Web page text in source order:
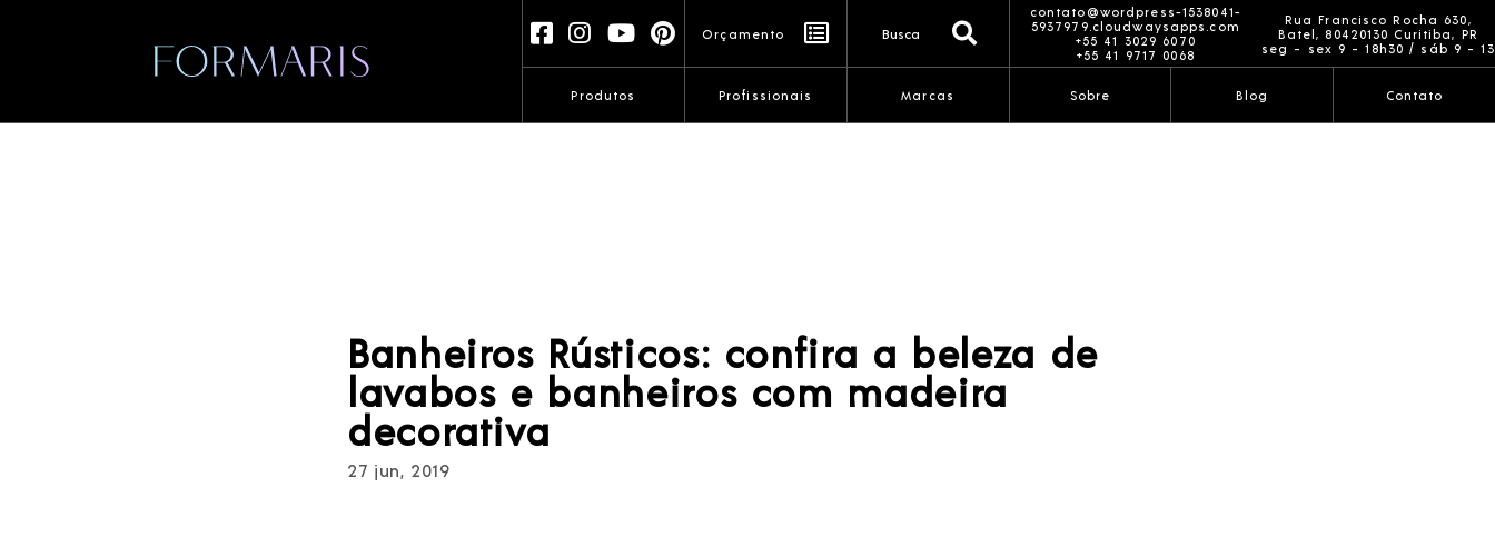
Orçamento
contato@wordpress-1538041-
5937979.cloudwaysapps.com
+55 41 3029 6070
+55 41 9717 0068
Rua Francisco Rocha 630,
Batel, 80420130 Curitiba, PR
seg ~ sex 9 ~ 18h30 / sáb 9 ~ 13
Produtos Profissionais Marcas Sobre Blog Contato
Banheiros Rústicos: confira a beleza de
lavabos e banheiros com madeira
decorativa
27 jun, 2019